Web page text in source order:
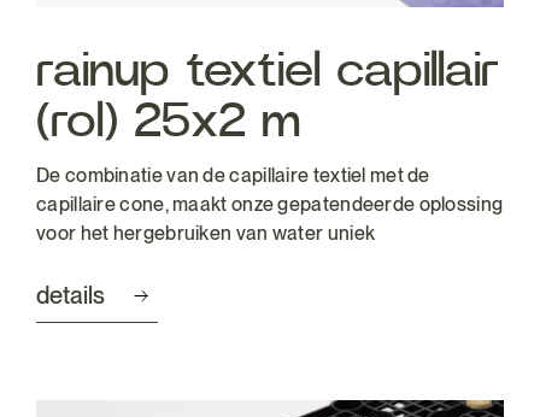
rainup textiel capillair
(rol) 25x2 m
De combinatie van de capillaire textiel met de
capillaire cone, maakt onze gepatendeerde oplossing
voor het hergebruiken van water uniek
details